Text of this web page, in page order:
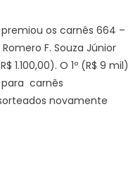
os carnês 664 –
Romero F. Souza Júnior
1.100,00). O 1º (R$ 9 mil)
para carnês
novamente